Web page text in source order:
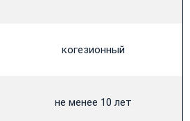
когезионный
не менее 10 лет